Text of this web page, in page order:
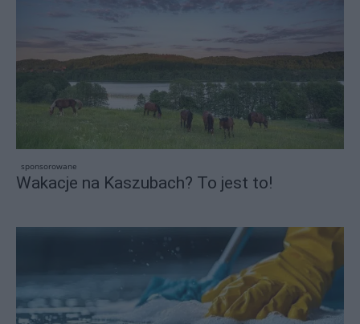
sponsorowane
Wakacje na Kaszubach? To jest to!